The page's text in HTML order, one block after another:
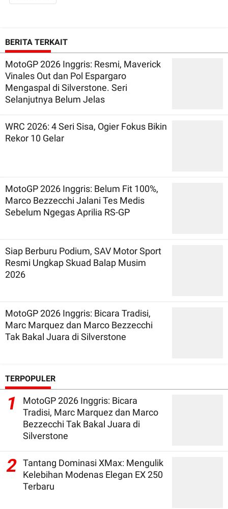
BERITA TERKAIT
MotoGP 2026 Inggris: Resmi, Maverick
Vinales Out dan Pol Espargaro
Mengaspal di Silverstone. Seri
Selanjutnya Belum Jelas
WRC 2026: 4 Seri Sisa, Ogier Fokus Bikin
Rekor 10 Gelar
MotoGP 2026 Inggris: Belum Fit 100%,
Marco Bezzecchi Jalani Tes Medis
Sebelum Ngegas Aprilia RS-GP
Siap Berburu Podium, SAV Motor Sport
Resmi Ungkap Skuad Balap Musim
2026
MotoGP 2026 Inggris: Bicara Tradisi,
Marc Marquez dan Marco Bezzecchi
Tak Bakal Juara di Silverstone
TERPOPULER
1
MotoGP 2026 Inggris: Bicara
Tradisi, Marc Marquez dan Marco
Bezzecchi Tak Bakal Juara di
Silverstone
2 Tantang Dominasi XMax: Mengulik
Kelebihan Modenas Elegan EX 250
Terbaru